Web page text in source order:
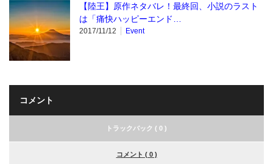
【陸王】原作ネタバレ！最終回、小説のラスト
は「痛快ハッピーエンド…
2017/11/12 Event
コメント
トラックバック ( 0 )
コメント ( 0 )